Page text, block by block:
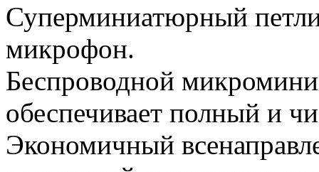
Суперминиатюрный
микрофон.
Беспроводной
обеспечивает полный и
Экономичный